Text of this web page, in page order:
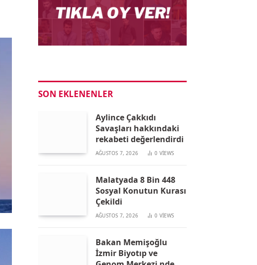
SON EKLENENLER
Aylince Çakkıdı
Savaşları hakkındaki
rekabeti değerlendirdi
AĞUSTOS 7, 2026 0 VIEWS
Malatyada 8 Bin 448
Sosyal Konutun Kurası
Çekildi
AĞUSTOS 7, 2026 0 VIEWS
Bakan Memişoğlu
İzmir Biyotıp ve